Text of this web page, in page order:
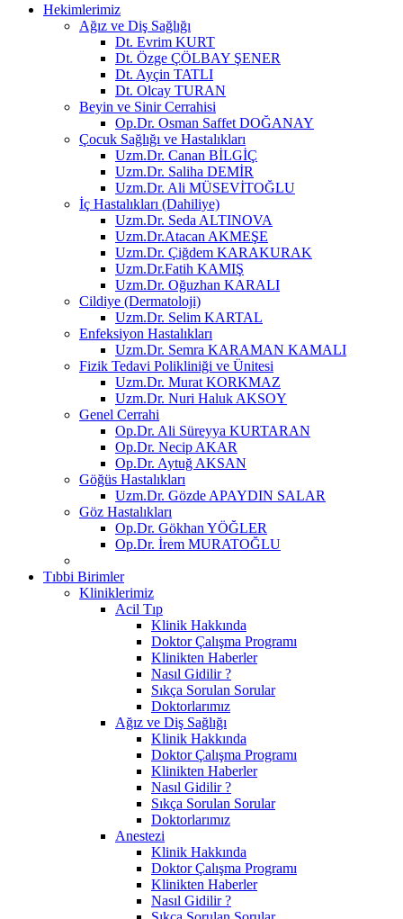
Hekimlerimiz
Ağız ve Diş Sağlığı
Dt. Evrim KURT
Dt. Özge ÇÖLBAY ŞENER
Dt. Ayçin TATLI
Dt. Olcay TURAN
Beyin ve Sinir Cerrahisi
Op.Dr. Osman Saffet DOĞANAY
Çocuk Sağlığı ve Hastalıkları
Uzm.Dr. Canan BİLGİÇ
Uzm.Dr. Saliha DEMİR
Uzm.Dr. Ali MÜSEVİTOĞLU
İç Hastalıkları (Dahiliye)
Uzm.Dr. Seda ALTINOVA
Uzm.Dr.Atacan AKMEŞE
Uzm.Dr. Çiğdem KARAKURAK
Uzm.Dr.Fatih KAMIŞ
Uzm.Dr. Oğuzhan KARALI
Cildiye (Dermatoloji)
Uzm.Dr. Selim KARTAL
Enfeksiyon Hastalıkları
Uzm.Dr. Semra KARAMAN KAMALI
Fizik Tedavi Polikliniği ve Ünitesi
Uzm.Dr. Murat KORKMAZ
Uzm.Dr. Nuri Haluk AKSOY
Genel Cerrahi
Op.Dr. Ali Süreyya KURTARAN
Op.Dr. Necip AKAR
Op.Dr. Aytuğ AKSAN
Göğüs Hastalıkları
Uzm.Dr. Gözde APAYDIN SALAR
Göz Hastalıkları
Op.Dr. Gökhan YÖĞLER
Op.Dr. İrem MURATOĞLU
Tıbbi Birimler
Kliniklerimiz
Acil Tıp
Klinik Hakkında
Doktor Çalışma Programı
Klinikten Haberler
Nasıl Gidilir ?
Sıkça Sorulan Sorular
Doktorlarımız
Ağız ve Diş Sağlığı
Klinik Hakkında
Doktor Çalışma Programı
Klinikten Haberler
Nasıl Gidilir ?
Sıkça Sorulan Sorular
Doktorlarımız
Anestezi
Klinik Hakkında
Doktor Çalışma Programı
Klinikten Haberler
Nasıl Gidilir ?